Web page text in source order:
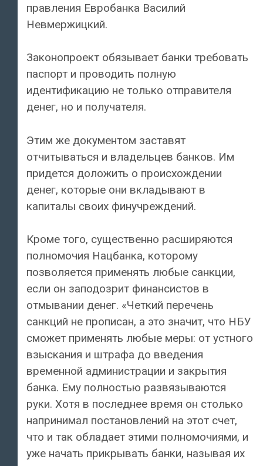
правления Евробанка Василий
Невмержицкий.
Законопроект обязывает банки требовать
паспорт и проводить полную
идентификацию не только отправителя
денег, но и получателя.
Этим же документом заставят
отчитываться и владельцев банков. Им
придется доложить о происхождении
денег, которые они вкладывают в
капиталы своих финучреждений.
Кроме того, существенно расширяются
полномочия Нацбанка, которому
позволяется применять любые санкции,
если он заподозрит финансистов в
отмывании денег. «Четкий перечень
санкций не прописан, а это значит, что НБУ
сможет применять любые меры: от устного
взыскания и штрафа до введения
временной администрации и закрытия
банка. Ему полностью развязываются
руки. Хотя в последнее время он столько
напринимал постановлений на этот счет,
что и так обладает этими полномочиями, и
уже начать прикрывать банки, называя их